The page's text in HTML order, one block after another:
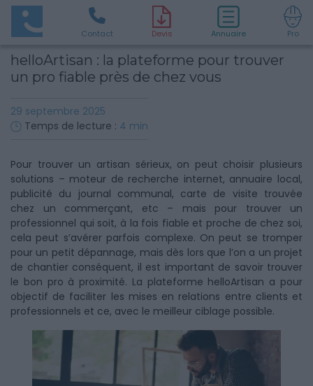
Contact Devis Annuaire Pro
helloArtisan : la plateforme pour trouver
un pro fiable près de chez vous
29 septembre 2025
Temps de lecture : 4 min
Pour trouver un artisan sérieux, on peut choisir plusieurs
solutions – moteur de recherche internet, annuaire local,
publicité du journal communal, carte de visite trouvée
chez un commerçant, etc – mais pour trouver un
professionnel qui soit, à la fois fiable et proche de chez soi,
cela peut s’avérer parfois complexe. On peut se tromper
pour un petit dépannage, mais dès lors que l’on a un projet
de chantier conséquent, il est important de savoir trouver
le bon pro à proximité. La plateforme helloArtisan a pour
objectif de faciliter les mises en relations entre clients et
professionnels et ce, avec le meilleur ciblage possible.